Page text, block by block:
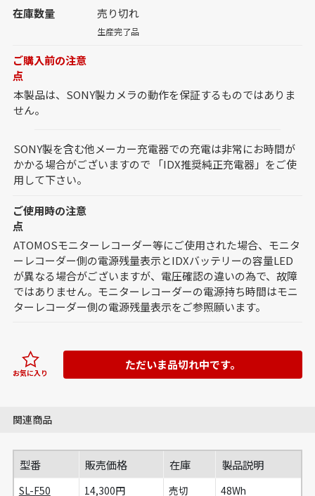
在庫数量 売り切れ
生産完了品
ご購入前の注意
点
本製品は、SONY製カメラの動作を保証するものではありま
せん。
SONY製を含む他メーカー充電器での充電は非常にお時間が
かかる場合がございますので 「IDX推奨純正充電器」をご使
用して下さい。
ご使用時の注意
点
ATOMOSモニターレコーダー等にご使用された場合、モニタ
ーレコーダー側の電源残量表示とIDXバッテリーの容量LED
が異なる場合がございますが、電圧確認の違いの為で、故障
ではありません。モニターレコーダーの電源持ち時間はモニ
ターレコーダー側の電源残量表示をご参照願います。
ただいま品切れ中です。
お気に入り
関連商品
型番 販売価格 在庫 製品説明
SL-F50 14,300円 売切
48Wh